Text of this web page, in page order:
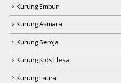
Kurung Embun
Kurung Asmara
Kurung Seroja
Kurung Kids Elesa
Kurung Laura